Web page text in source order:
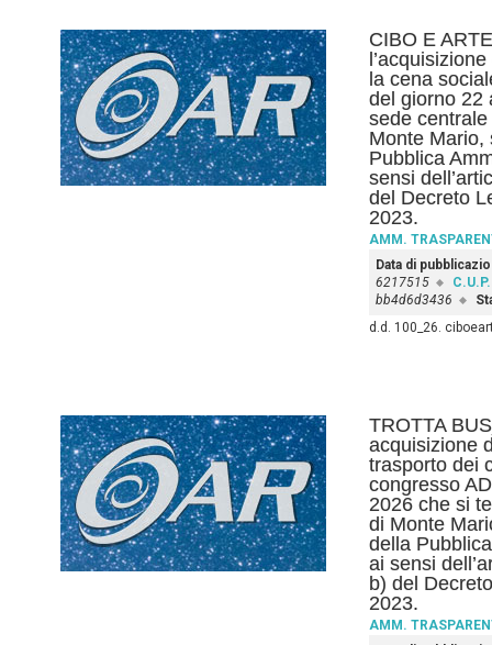
CIBO E
la cena
del giorno 22
sede centrale
Monte Mario,
Pubblica
sensi
del Decreto
2023.
AMM.
Data di
6217515
C.U.P.
bb4d6d3436
d.d. 100_26.
TROTTA
acquisizione
trasporto dei
congresso
2026 che si
di Monte
della
ai sensi
b) del
2023.
AMM.